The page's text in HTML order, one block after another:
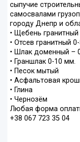
сыпучие
самосвалами
городу Днепр и
• Щебень
• Отсев гранитный
• Шлак доменный –
• Граншлак 0-10 мм.
• Песок мытый
• Асфальтовая
• Глина
• Чернозём
Любая форма
+38 067 723 35 04